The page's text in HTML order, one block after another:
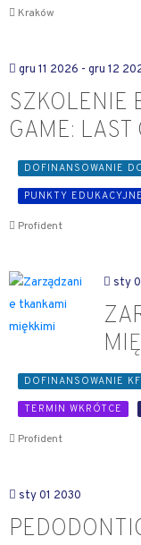
Kraków
gru 11 2026 - gru 12
SZKOLENIE
GAME: LAST
DOFINANSOWANIE
PUNKTY EDUKACYJNE
Profident
sty
DOFINANSOWANIE
TERMIN WKRÓTCE
Profident
sty 01 2030